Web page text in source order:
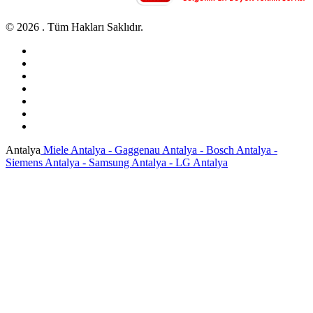
© 2026 . Tüm Hakları Saklıdır.
Antalya Miele Antalya - Gaggenau Antalya - Bosch Antalya -
Siemens Antalya - Samsung Antalya - LG Antalya